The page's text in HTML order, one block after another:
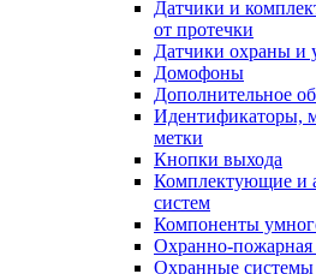
Датчики и
от протечки
Датчики охраны и
Домофоны
Дополнительное
Идентификаторы,
метки
Кнопки выхода
Комплектующие и
систем
Компоненты
Охранно-пожарная
Охранные системы